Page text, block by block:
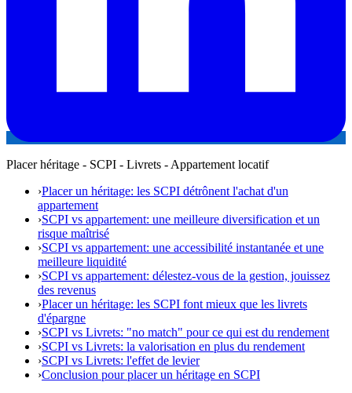
Placer héritage - SCPI - Livrets - Appartement locatif
›Placer un héritage: les SCPI détrônent l'achat d'un
appartement
›SCPI vs appartement: une meilleure diversification et un
risque maîtrisé
›SCPI vs appartement: une accessibilité instantanée et une
meilleure liquidité
›SCPI vs appartement: délestez-vous de la gestion, jouissez
des revenus
›Placer un héritage: les SCPI font mieux que les livrets
d'épargne
›SCPI vs Livrets: "no match" pour ce qui est du rendement
›SCPI vs Livrets: la valorisation en plus du rendement
›SCPI vs Livrets: l'effet de levier
›Conclusion pour placer un héritage en SCPI